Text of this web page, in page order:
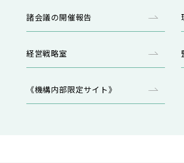
諸会議の開催報告
経営戦略室
《機構内部限定サイト》